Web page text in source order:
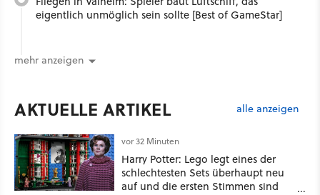
eigentlich unmöglich sein sollte [Best of GameStar]
mehr anzeigen
AKTUELLE ARTIKEL alle anzeigen
vor 32 Minuten
Harry Potter: Lego legt eines der
schlechtesten Sets überhaupt neu
auf und die ersten Stimmen sind